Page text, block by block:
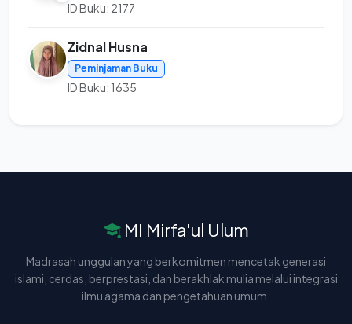
ID Buku: 2177
Zidnal Husna
Peminjaman Buku
ID Buku: 1635
MI Mirfa'ul Ulum
Madrasah unggulan yang berkomitmen mencetak generasi
islami, cerdas, berprestasi, dan berakhlak mulia melalui integrasi
ilmu agama dan pengetahuan umum.